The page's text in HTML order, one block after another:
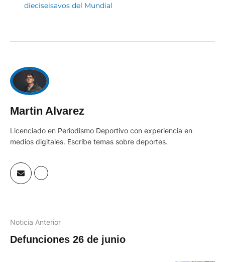
dieciseisavos del Mundial
Martin Alvarez
Licenciado en Periodismo Deportivo con experiencia en
medios digitales. Escribe temas sobre deportes.
Noticia Anterior
Defunciones 26 de junio